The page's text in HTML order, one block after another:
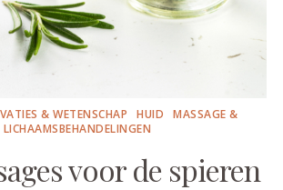
& WETENSCHAP HUID
MASSAGE &
LICHAAMSBEHANDELINGEN
voor de spieren